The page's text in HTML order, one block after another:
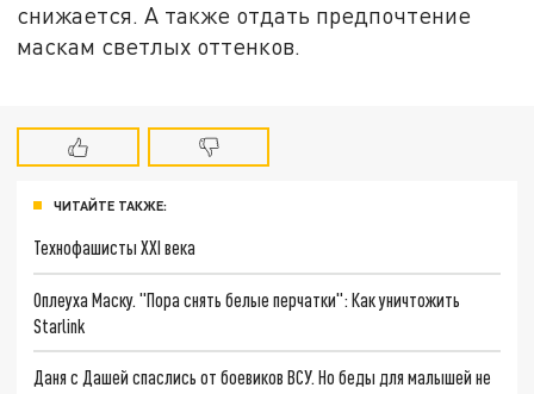
снижается. А также отдать предпочтение
маскам светлых оттенков.
ЧИТАЙТЕ ТАКЖЕ:
Технофашисты XXI века
Оплеуха Маску. "Пора снять белые перчатки": Как уничтожить
Starlink
Даня с Дашей спаслись от боевиков ВСУ. Но беды для малышей не